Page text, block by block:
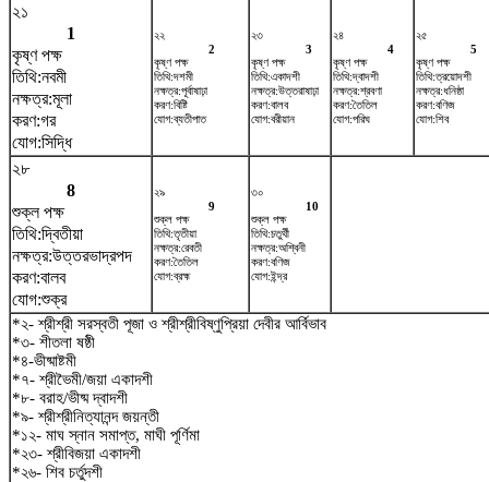
২১
1
কৃষ্ণ পক্ষ
তিথি:নবমী
নক্ষত্র:মূলা
করণ:গর
যোগ:সিদ্ধি
২২
2
কৃষ্ণ পক্ষ
তিথি:দশমী
নক্ষত্র:পূর্বাষাঢ়া
করণ:বিষ্টি
যোগ:ব্যতীপাত
২৩
3
কৃষ্ণ পক্ষ
তিথি:একাদশী
নক্ষত্র:উত্তরাষাঢ়া
করণ:বালব
যোগ:বরীয়ান
২৪
4
কৃষ্ণ পক্ষ
তিথি:দ্বাদশী
নক্ষত্র:শ্রবণা
করণ:তৈতিল
যোগ:পরিঘ
২৫
5
কৃষ্ণ পক্ষ
তিথি:ত্রয়োদশী
নক্ষত্র:ধনিষ্ঠা
করণ:বণিজ
যোগ:শিব
২৮
8
শুক্ল পক্ষ
তিথি:দ্বিতীয়া
নক্ষত্র:উত্তরভাদ্রপদ
করণ:বালব
যোগ:শুক্র
২৯
9
শুক্ল পক্ষ
তিথি:তৃতীয়া
নক্ষত্র:রেবতী
করণ:তৈতিল
যোগ:ব্রহ্ম
৩০
10
শুক্ল পক্ষ
তিথি:চতুর্থী
নক্ষত্র:অশ্বিনী
করণ:বণিজ
যোগ:ইন্দ্র
*২- শ্রীশ্রী সরস্বতী পূজা ও শ্রীশ্রীবিষ্ণুপ্রিয়া দেবীর আর্বিভাব
*৩- শীতলা ষষ্ঠী
*৪-ভীষ্মাষ্টমী
*৭- শ্রীভৈমী/জয়া একাদশী
*৮- বরাহ/ভীষ্ম দ্বাদশী
*৯- শ্রীশ্রীনিত্যানন্দ জয়ন্তী
*১২- মাঘ স্নান সমাপ্ত, মাঘী পূর্ণিমা
*২৩- শ্রীবিজয়া একাদশী
*২৬- শিব চর্তুদশী